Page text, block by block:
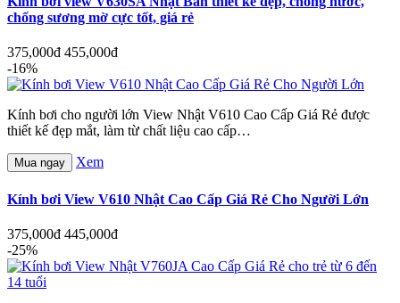
chống sương mờ cực tốt, giá rẻ
375,000đ 455,000đ
-16%
Kính bơi cho người lớn View Nhật V610 Cao Cấp Giá Rẻ được
thiết kế đẹp mắt, làm từ chất liệu cao cấp…
Mua ngay Xem
Kính bơi View V610 Nhật Cao Cấp Giá Rẻ Cho Người Lớn
375,000đ 445,000đ
-25%